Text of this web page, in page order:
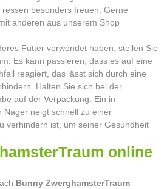
besonders freuen. Gerne
anderen aus unserem Shop
Futter verwendet haben, stellen Sie
Es kann passieren, dass es auf eine
reagiert, das lässt sich durch eine
Halten Sie sich bei der
auf der Verpackung. Ein in
Nager neigt schnell zu einer
verhindern ist, um seiner Gesundheit
online
Bunny ZwerghamsterTraum